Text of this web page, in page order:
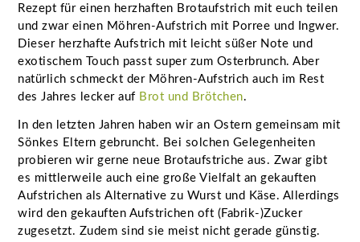
Rezept für einen herzhaften Brotaufstrich mit euch teilen
und zwar einen Möhren-Aufstrich mit Porree und Ingwer.
Dieser herzhafte Aufstrich mit leicht süßer Note und
exotischem Touch passt super zum Osterbrunch. Aber
natürlich schmeckt der Möhren-Aufstrich auch im Rest
des Jahres lecker auf Brot und Brötchen.
In den letzten Jahren haben wir an Ostern gemeinsam mit
Sönkes Eltern gebruncht. Bei solchen Gelegenheiten
probieren wir gerne neue Brotaufstriche aus. Zwar gibt
es mittlerweile auch eine große Vielfalt an gekauften
Aufstrichen als Alternative zu Wurst und Käse. Allerdings
wird den gekauften Aufstrichen oft (Fabrik-)Zucker
zugesetzt. Zudem sind sie meist nicht gerade günstig.